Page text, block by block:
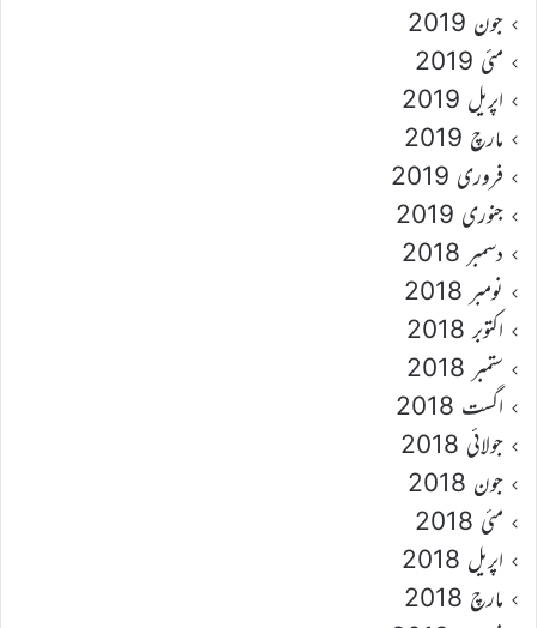
جون 2019
مئی 2019
اپریل 2019
مارچ 2019
فروری 2019
جنوری 2019
دسمبر 2018
نومبر 2018
اکتوبر 2018
ستمبر 2018
اگست 2018
جولائی 2018
جون 2018
مئی 2018
اپریل 2018
مارچ 2018